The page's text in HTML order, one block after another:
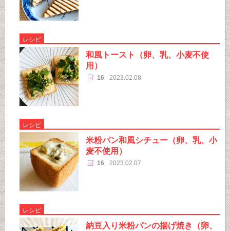
レシピ
和風トースト（卵、乳、小麦不使
用）
16 2023.02.08
レシピ
米粉パン和風シチュー（卵、乳、小
麦不使用）
16 2023.02.07
レシピ
納豆入り米粉パンの揚げ焼き（卵、